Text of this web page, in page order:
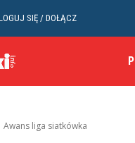
SIĘ / DOŁĄCZ
Awans liga siatkówka